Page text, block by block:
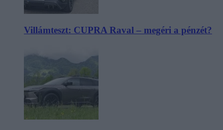
Villámteszt: CUPRA Raval – megéri a pénzét?